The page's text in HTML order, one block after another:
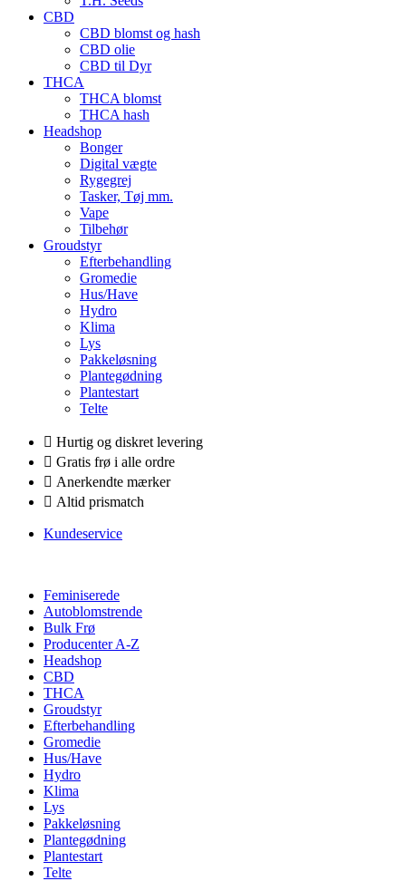
CBD
CBD blomst og hash
CBD olie
CBD til Dyr
THCA
THCA blomst
THCA hash
Headshop
Bonger
Digital vægte
Rygegrej
Tasker, Tøj mm.
Vape
Tilbehør
Groudstyr
Efterbehandling
Gromedie
Hus/Have
Hydro
Klima
Lys
Pakkeløsning
Plantegødning
Plantestart
Telte
Hurtig og diskret levering
Gratis frø i alle ordre
Anerkendte mærker
Altid prismatch
Kundeservice
Feminiserede
Autoblomstrende
Bulk Frø
Producenter A-Z
Headshop
CBD
THCA
Groudstyr
Efterbehandling
Gromedie
Hus/Have
Hydro
Klima
Lys
Pakkeløsning
Plantegødning
Plantestart
Telte